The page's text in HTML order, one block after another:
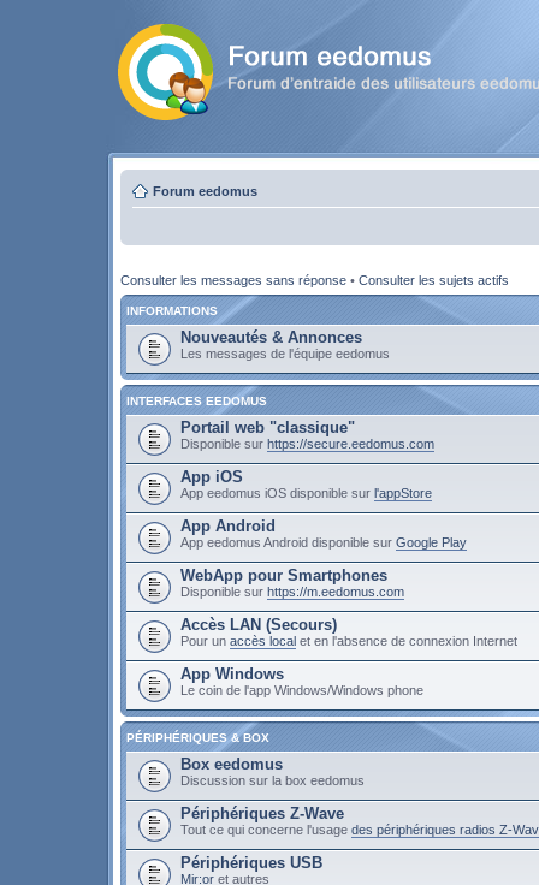
Forum eedomus
Consulter les messages sans réponse • Consulter les sujets actifs
INFORMATIONS
Nouveautés & Annonces
Les messages de l'équipe eedomus
INTERFACES EEDOMUS
Portail web "classique"
Disponible sur https://secure.eedomus.com
App iOS
App eedomus iOS disponible sur l'appStore
App Android
App eedomus Android disponible sur Google Play
WebApp pour Smartphones
Disponible sur https://m.eedomus.com
Accès LAN (Secours)
Pour un accès local et en l'absence de connexion Internet
App Windows
Le coin de l'app Windows/Windows phone
PÉRIPHÉRIQUES & BOX
Box eedomus
Discussion sur la box eedomus
Périphériques Z-Wave
Tout ce qui concerne l'usage des périphériques radios Z-
Périphériques USB
Mir:or et autres